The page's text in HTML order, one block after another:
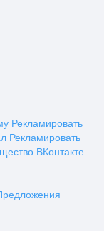
Рекламировать
Рекламировать
ВКонтакте